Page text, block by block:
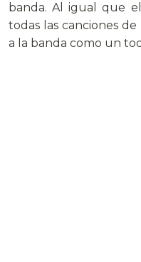
banda. Al igual que
todas las canciones
a la banda como un